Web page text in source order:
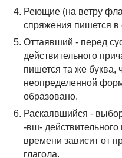
Реющие (на ветру
спряжения пишется
Оттаявший - перед
действительного
пишется та же буква,
неопределенной
образовано.
Раскаявшийся -
-вш-
времени зависит от
глагола.